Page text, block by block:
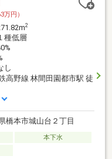
万円）
2
種低層
し
高野線 林間田園都市駅 徒
橋本市城山台２丁目
本下水